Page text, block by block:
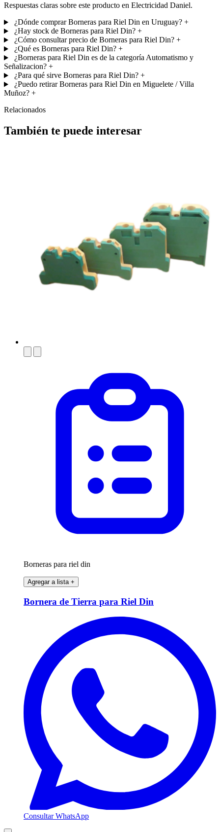
Respuestas claras sobre este producto en Electricidad Daniel.
¿Dónde comprar Borneras para Riel Din en Uruguay? +
¿Hay stock de Borneras para Riel Din? +
¿Cómo consultar precio de Borneras para Riel Din? +
¿Qué es Borneras para Riel Din? +
¿Borneras para Riel Din es de la categoría Automatismo y
Señalizacion? +
¿Para qué sirve Borneras para Riel Din? +
¿Puedo retirar Borneras para Riel Din en Miguelete / Villa
Muñoz? +
Relacionados
También te puede interesar
Borneras para riel din
Agregar a lista +
Bornera de Tierra para Riel Din
Consultar WhatsApp